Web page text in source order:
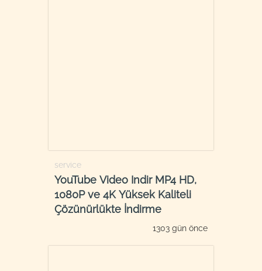
service
YouTube Video Indir MP4 HD,
1080P ve 4K Yüksek Kaliteli
Çözünürlükte İndirme
1303 gün önce